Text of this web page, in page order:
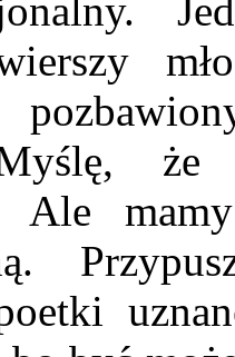
że
Ale